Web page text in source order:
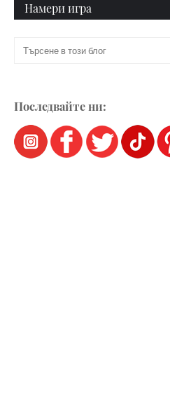
Намери игра
Последвайте ни: